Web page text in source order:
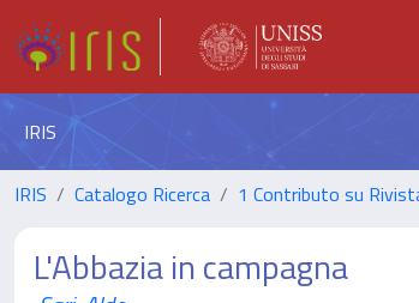
IRIS
IRIS Catalogo Ricerca 1 Contributo su
L'Abbazia in campagna